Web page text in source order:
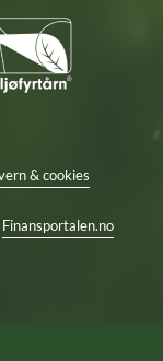
& cookies
Finansportalen.no